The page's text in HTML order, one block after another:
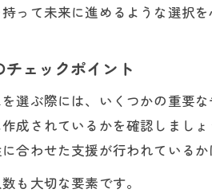
って未来に進めるような選択を
ェックポイント
選ぶ際には、いくつかの重要な
成されているかを確認しましょ
合わせた支援が行われているか
も大切な要素です。